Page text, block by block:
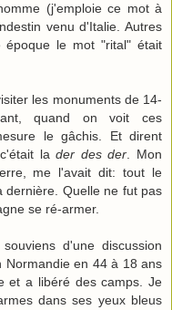
(j'emploie ce mot à
venu d'Italie. Autres
époque le mot "rital" était
les monuments de 14-
quand on voit ces
le gâchis. Et dirent
lader des der. Mon
me l'avait dit: tout le
dernière. Quelle ne fut pas
se ré-armer.
d'une discussion
Normandie en 44 à 18 ans
et a libéré des camps. Je
dans ses yeux bleus